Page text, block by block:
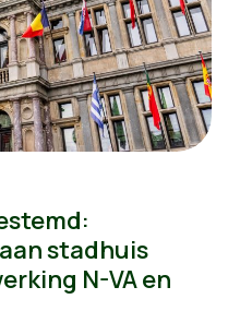
stadhuis
N-VA en